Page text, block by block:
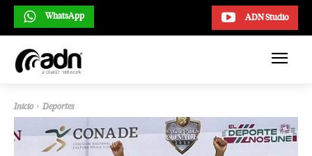
ADN Studio
WhatsApp
Inicio Deportes